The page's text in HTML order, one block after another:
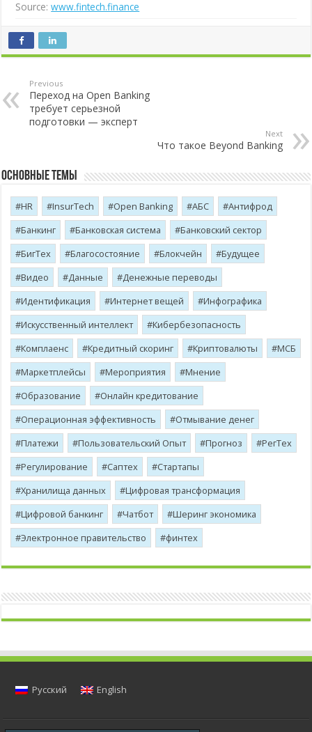
Source:www.fintech.finance
Previous
Переход на Open Banking
требует серьезной
подготовки — эксперт
Next
Что такое Beyond Banking
Основные темы
HR InsurTech Open Banking АБС
Антифрод
Банкинг
Банковская система
Банковский сектор
БигТех
Благосостояние Блокчейн
Будущее
Видео
Данные
Денежные переводы
Идентификация
Интернет вещей
Инфографика
Искусственный интеллект
Кибербезопасность
Комплаенс
Кредитный скоринг Криптовалюты
МСБ
Маркетплейсы
Мероприятия
Мнение
Образование
Онлайн кредитование
Операционная эффективность
Отмывание денег
Платежи
Пользовательский Опыт Прогноз
РегТех
Регулирование
Саптех
Стартапы
Хранилища данных
Цифровая трансформация
Цифровой банкинг
Чатбот
Шеринг экономика
Электронное правительство
финтех
Русский English